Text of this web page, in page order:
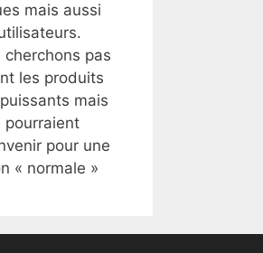
mais aussi
cherchons pas
les produits
mais
pourraient
pour une
« normale »